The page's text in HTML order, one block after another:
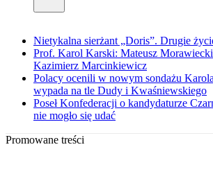
Nietykalna sierżant „Doris”. Drugie
Prof. Karol Karski: Mateusz
Kazimierz Marcinkiewicz
Polacy ocenili w nowym sondażu
wypada na tle Dudy i Kwaśniewskiego
Poseł Konfederacji o kandydaturze
nie mogło się udać
Promowane treści